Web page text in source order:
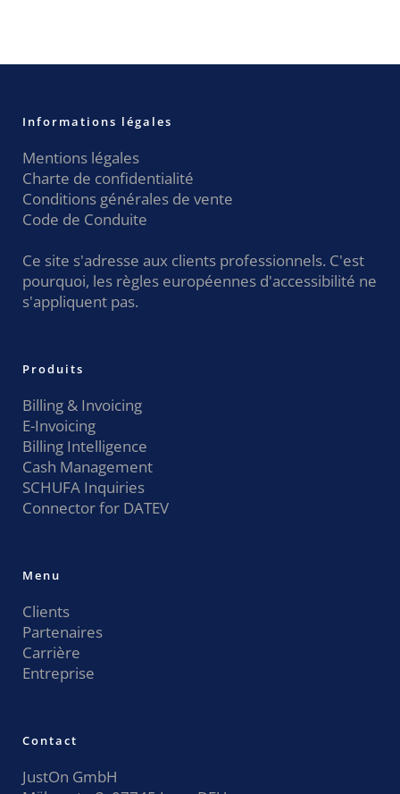
Informations légales
Mentions légales
Charte de confidentialité
Conditions générales de vente
Code de Conduite
Ce site s'adresse aux clients professionnels. C'est
pourquoi, les règles européennes d'accessibilité ne
s'appliquent pas.
Produits
Billing & Invoicing
E-Invoicing
Billing Intelligence
Cash Management
SCHUFA Inquiries
Connector for DATEV
Menu
Clients
Partenaires
Carrière
Entreprise
Contact
JustOn GmbH